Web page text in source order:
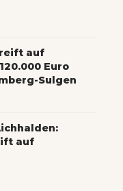
auf
Euro
Sulgen
auf